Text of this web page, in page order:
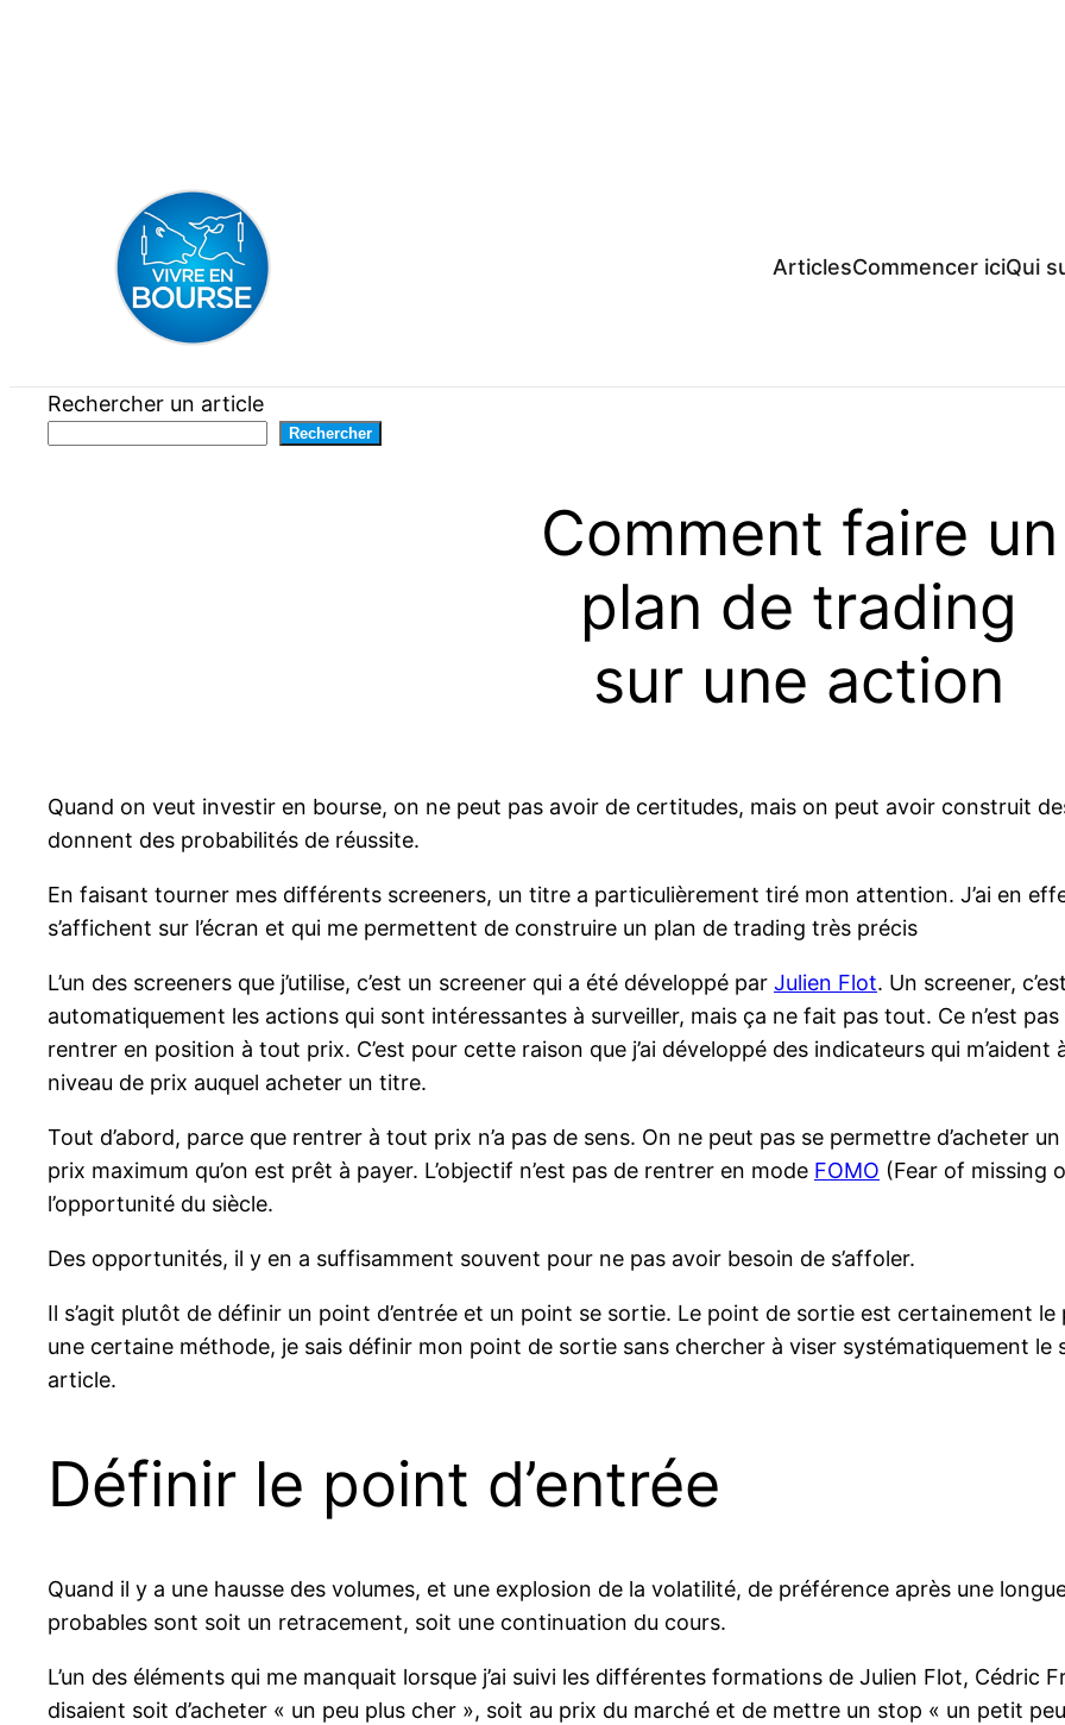
ArticlesCommencer iciQui
Rechercher un article
Rechercher
Comment faire un
plan de trading
sur une action
Quand on veut investir en bourse, on ne peut pas avoir de certitudes, mais on peut avoir construit
donnent des probabilités de réussite.
En faisant tourner mes différents screeners, un titre a particulièrement tiré mon attention. J’ai en
s’affichent sur l’écran et qui me permettent de construire un plan de trading très précis
L’un des screeners que j’utilise, c’est un screener qui a été développé par Julien Flot. Un screener,
automatiquement les actions qui sont intéressantes à surveiller, mais ça ne fait pas tout. Ce n’est
rentrer en position à tout prix. C’est pour cette raison que j’ai développé des indicateurs qui
niveau de prix auquel acheter un titre.
Tout d’abord, parce que rentrer à tout prix n’a pas de sens. On ne peut pas se permettre d’acheter
prix maximum qu’on est prêt à payer. L’objectif n’est pas de rentrer en mode FOMO (Fear of missing
l’opportunité du siècle.
Des opportunités, il y en a suffisamment souvent pour ne pas avoir besoin de s’affoler.
Il s’agit plutôt de définir un point d’entrée et un point se sortie. Le point de sortie est certainement le
une certaine méthode, je sais définir mon point de sortie sans chercher à viser systématiquement le
article.
Définir le point d’entrée
Quand il y a une hausse des volumes, et une explosion de la volatilité, de préférence après une
probables sont soit un retracement, soit une continuation du cours.
L’un des éléments qui me manquait lorsque j’ai suivi les différentes formations de Julien Flot, Cédric
disaient soit d’acheter « un peu plus cher », soit au prix du marché et de mettre un stop « un petit